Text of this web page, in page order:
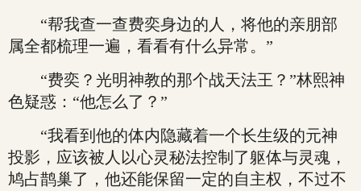
“帮我查一查费奕身边的人，将他的亲朋部
属全都梳理一遍，看看有什么异常。”
“费奕？光明神教的那个战天法王？”林熙神
色疑惑：“他怎么了？”
“我看到他的体内隐藏着一个长生级的元神
投影，应该被人以心灵秘法控制了躯体与灵魂，
鸠占鹊巢了，他还能保留一定的自主权，不过不